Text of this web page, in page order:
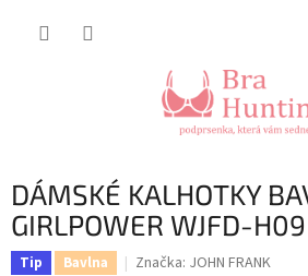
DÁMSKÉ KALHOTKY
GIRLPOWER WJFD-H09
Tip Bavlna Značka: JOHN FRANK